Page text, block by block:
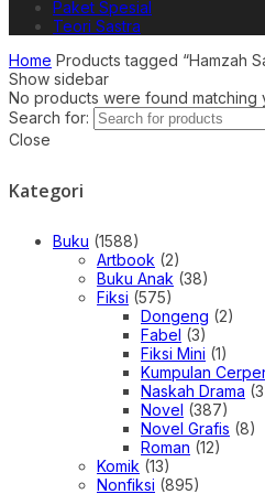
Paket Spesial
Teori Sastra
Home Products tagged “Hamzah
Show sidebar
No products were found matching
Search for:
Close
Kategori
Buku (1588)
Artbook (2)
Buku Anak (38)
Fiksi (575)
Dongeng (2)
Fabel (3)
Fiksi Mini (1)
Kumpulan
Naskah Drama
Novel (387)
Novel Grafis (8)
Roman (12)
Komik (13)
Nonfiksi (895)